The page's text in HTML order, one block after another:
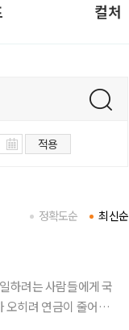
컬처
적용
최신순
정확도순
오히려 연금이 줄어들